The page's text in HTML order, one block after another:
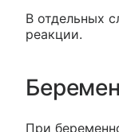
В отдельных
реакции.
При